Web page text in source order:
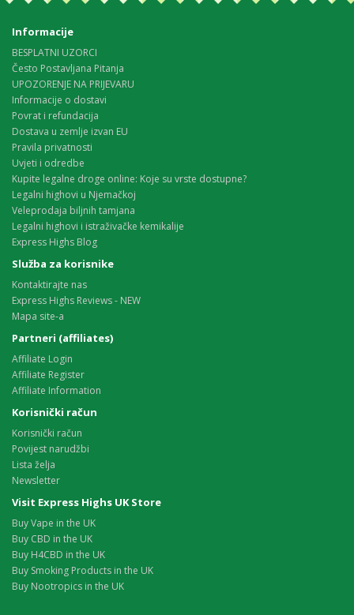
Informacije
BESPLATNI UZORCI
Često Postavljana Pitanja
UPOZORENJE NA PRIJEVARU
Informacije o dostavi
Povrat i refundacija
Dostava u zemlje izvan EU
Pravila privatnosti
Uvjeti i odredbe
Kupite legalne droge online: Koje su vrste dostupne?
Legalni highovi u Njemačkoj
Veleprodaja biljnih tamjana
Legalni highovi i istraživačke kemikalije
Express Highs Blog
Služba za korisnike
Kontaktirajte nas
Express Highs Reviews - NEW
Mapa site-a
Partneri (affiliates)
Affiliate Login
Affiliate Register
Affiliate Information
Korisnički račun
Korisnički račun
Povijest narudžbi
Lista želja
Newsletter
Visit Express Highs UK Store
Buy Vape in the UK
Buy CBD in the UK
Buy H4CBD in the UK
Buy Smoking Products in the UK
Buy Nootropics in the UK